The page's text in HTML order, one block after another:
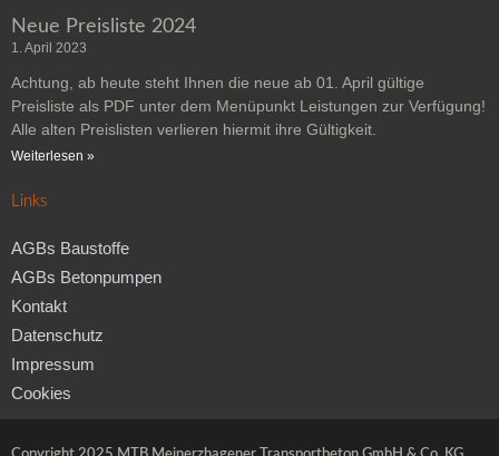
Neue Preisliste 2024
1. April 2023
Achtung, ab heute steht Ihnen die neue ab 01. April gültige
Preisliste als PDF unter dem Menüpunkt Leistungen zur Verfügung!
Alle alten Preislisten verlieren hiermit ihre Gültigkeit.
Weiterlesen »
Links
AGBs Baustoffe
AGBs Betonpumpen
Kontakt
Datenschutz
Impressum
Cookies